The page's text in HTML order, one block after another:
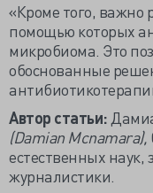
«Кроме того, важно
помощью которых
микробиома. Это
обоснованные
Автор статьи:
(Damian Mcnamara),
естественных наук,
журналистики.